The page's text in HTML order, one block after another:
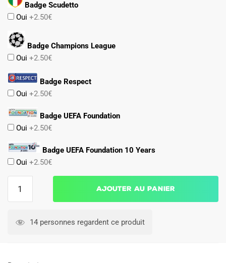
Badge Scudetto
Oui +2.50€
Badge Champions League
Oui +2.50€
Badge Respect
Oui +2.50€
Badge UEFA Foundation
Oui +2.50€
Badge UEFA Foundation 10 Years
Oui +2.50€
Ajouter au panier
14 personnes regardent ce produit